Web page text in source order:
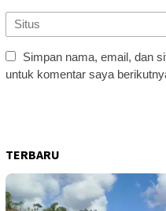
Simpan nama, email, dan
untuk komentar saya
TERBARU